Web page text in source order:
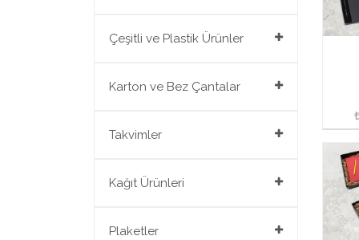
Şemsiyeler
Çeşitli ve Plastik Ürünler
Çeşitli ve Plastik Ürünler
Karton ve Bez Çantalar
Karton ve Bez Çantalar
Takvimler
Takvimler
Kağıt Ürünleri
Kağıt Ürünleri
Plaketler